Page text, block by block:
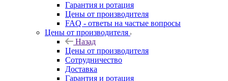
Гарантия и ротация
Цены от производителя
FAQ - ответы на частые вопросы
Цены от производителя
Назад
Цены от производителя
Сотрудничество
Доставка
Гарантия и ротация